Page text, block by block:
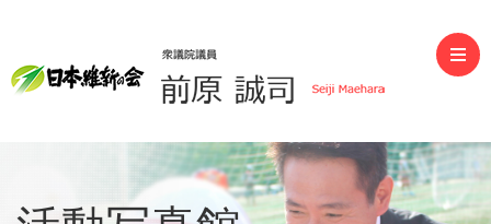
前原誠司（衆議院議員）